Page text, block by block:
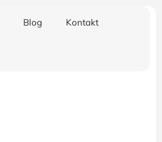
Blog Kontakt